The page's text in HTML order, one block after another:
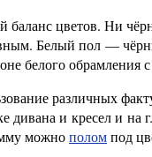
баланс цветов. Ни
Белый пол —
белого обрамления
различных
дивана и кресел и
можнополомпод